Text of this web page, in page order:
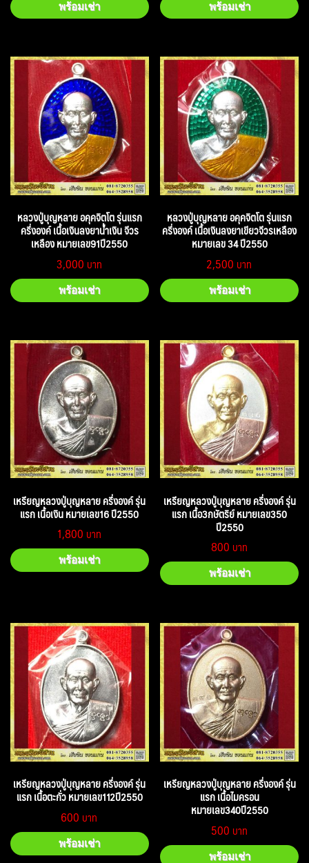
พร้อมเช่า พร้อมเช่า
หลวงปู่บุญหลาย อคุคจิตโต รุ่นแรก
ครึ่งองค์ เนื้อเงินลงยาน้ำเงิน จีวร
เหลือง หมายเลข91ปี2550
3,000
พร้อมเช่า
หลวงปู่บุญหลาย อคุคจิตโต รุ่นแรก
ครึ่งองค์ เนื้อเงินลงยาเขียวจีวรเหลือง
หมายเลข 34 ปี2550
2,500
พร้อมเช่า
เหรียญหลวงปู่บุญหลาย ครึ่งองค์ รุ่น
แรก เนื้อเงิน หมายเลข16 ปี2550
1,800
พร้อมเช่า
เหรียญหลวงปู่บุญหลาย ครึ่งองค์ รุ่น
แรก เนื้อ3กษัตริย์ หมายเลข350
ปี2550
800
พร้อมเช่า
เหรียญหลวงปู่บุญหลาย ครึ่งองค์ รุ่น
แรก เนื้อตะกั่ว หมายเลข112ปี2550
600
พร้อมเช่า
เหรียญหลวงปู่บุญหลาย ครึ่งองค์ รุ่น
แรก เนื้อไมครอน
หมายเลข340ปี2550
500
พร้อมเช่า